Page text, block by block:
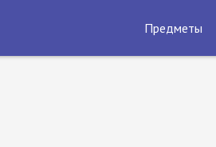
Предметы